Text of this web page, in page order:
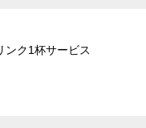
ンク1杯サービス